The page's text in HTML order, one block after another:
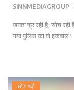
SINNMEDIAGROUP
जनता पूछ रही है, सोच
गया पुलिस का वो इकबाल?
छोटा पर्दा